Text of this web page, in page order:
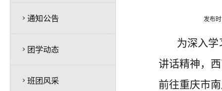
通知公告
团学动态
班团风采
发布
为深入学
讲话精神，
前往重庆市